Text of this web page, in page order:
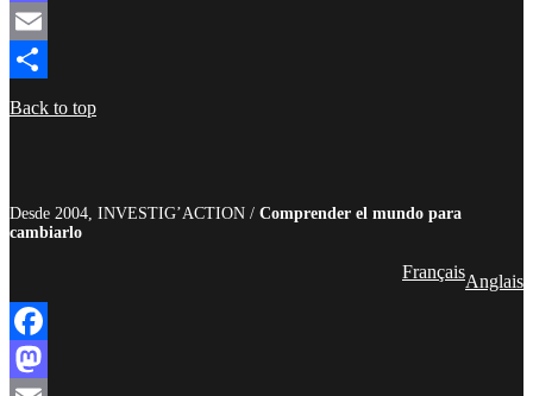
Mastodon
Email
Compartir
Back to top
Desde 2004, INVESTIG’ACTION / Comprender el mundo para
cambiarlo
FrançaisAnglais
Facebook